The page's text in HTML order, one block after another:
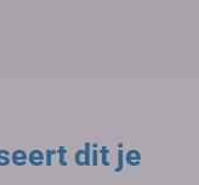
dit je